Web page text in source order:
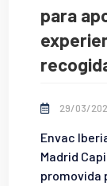
para
29/03/
Envac
Madrid
promovida